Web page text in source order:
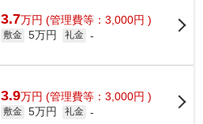
3.7万円 (管理費等：3,000円 )
敷金 5万円 礼金 -
3.9万円 (管理費等：3,000円 )
敷金 5万円 礼金 -